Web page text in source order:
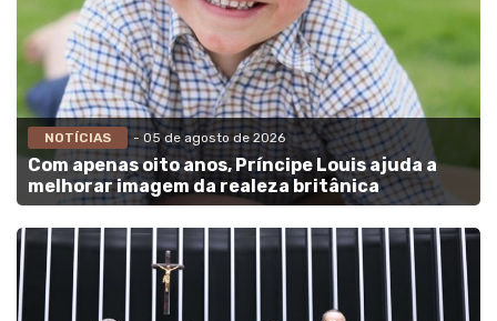
NOTÍCIAS - 05 de agosto de 2026
Com apenas oito anos, Príncipe Louis ajuda a
melhorar imagem da realeza britânica